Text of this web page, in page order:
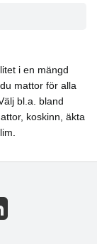
i en mängd
mattor för alla
bl.a. bland
koskinn, äkta